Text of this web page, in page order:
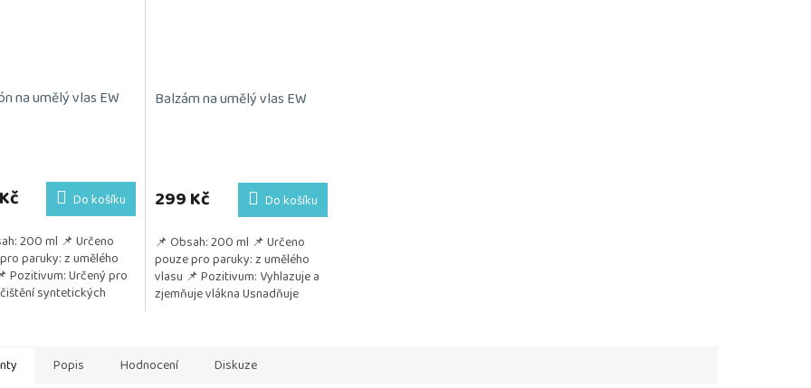
na umělý vlas EW
Do košíku
200 ml 📌 Určeno
paruky: z umělého
Pozitivum: Určený pro
syntetických
Balzám na umělý vlas EW
299 Kč Do košíku
📌 Obsah: 200 ml 📌 Určeno
pouze pro paruky: z umělého
vlasu 📌 Pozitivum: Vyhlazuje a
zjemňuje vlákna Usnadňuje
Popis Hodnocení Diskuze